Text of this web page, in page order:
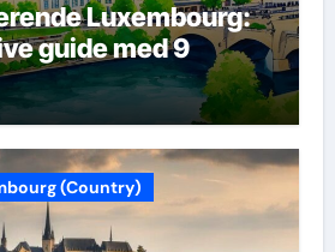
Luxembourg:
guide med 9
(Country)